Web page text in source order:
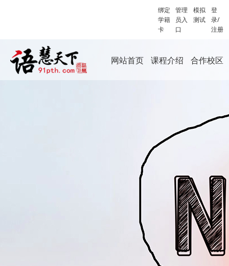
绑定
学籍
卡
管理
员入
口
模拟
测试
登
录/
注册
网站首页 课程介绍 合作校区